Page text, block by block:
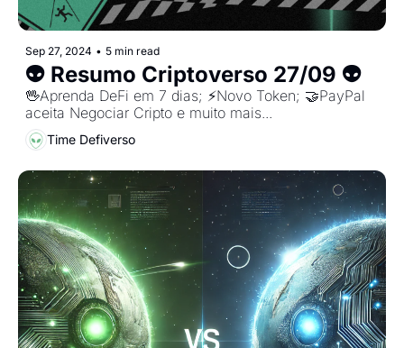
Sep 27, 2024 • 5 min read
👽 Resumo Criptoverso 27/09 👽
🖖Aprenda DeFi em 7 dias; ⚡️Novo Token; 🤝PayPal
aceita Negociar Cripto e muito mais...
Time Defiverso